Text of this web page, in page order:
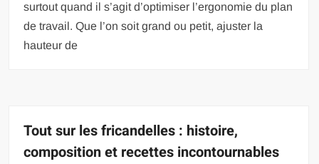
surtout quand il s’agit d’optimiser l’ergonomie du plan
de travail. Que l’on soit grand ou petit, ajuster la
hauteur de
Tout sur les fricandelles : histoire,
composition et recettes incontournables